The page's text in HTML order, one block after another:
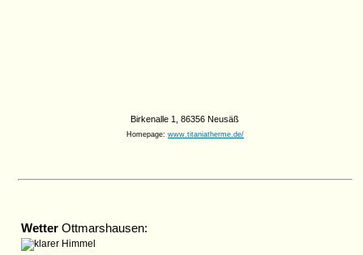
Birkenalle 1, 86356 Neusäß
Homepage: www.titaniatherme.de/
Wetter Ottmarshausen: